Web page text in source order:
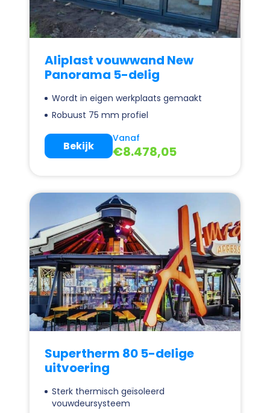
Aliplast vouwwand New
Panorama 5-delig
Wordt in eigen werkplaats gemaakt
Robuust 75 mm profiel
Vanaf
€8.478,05
Bekijk
Supertherm 80 5-delige
uitvoering
Sterk thermisch geïsoleerd
vouwdeursysteem